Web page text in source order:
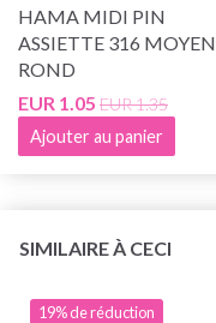
HAMA MIDI PIN
ASSIETTE 316 MOYEN
ROND
EUR 1.05 EUR 1.35
Ajouter au panier
SIMILAIRE À CECI
19% de réduction